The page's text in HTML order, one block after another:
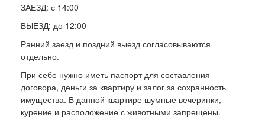
ЗАЕЗД: с 14:00
ВЫЕЗД: до 12:00
Ранний заезд и поздний выезд согласовываются
отдельно.
При себе нужно иметь паспорт для составления
договора, деньги за квартиру и залог за сохранность
имущества. В данной квартире шумные вечеринки,
курение и расположение с животными запрещены.